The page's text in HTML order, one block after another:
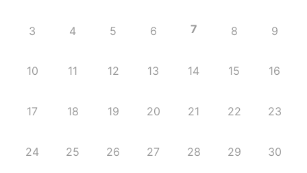
3 4 5 6 7 8 9
10 11 12 13 14 15 16
17 18 19 20 21 22 23
24 25 26 27 28 29 30